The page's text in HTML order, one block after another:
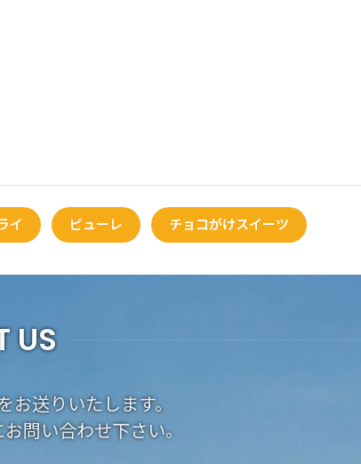
イ ピューレ チョコがけスイーツ
US
お送りいたします。
問い合わせ下さい。